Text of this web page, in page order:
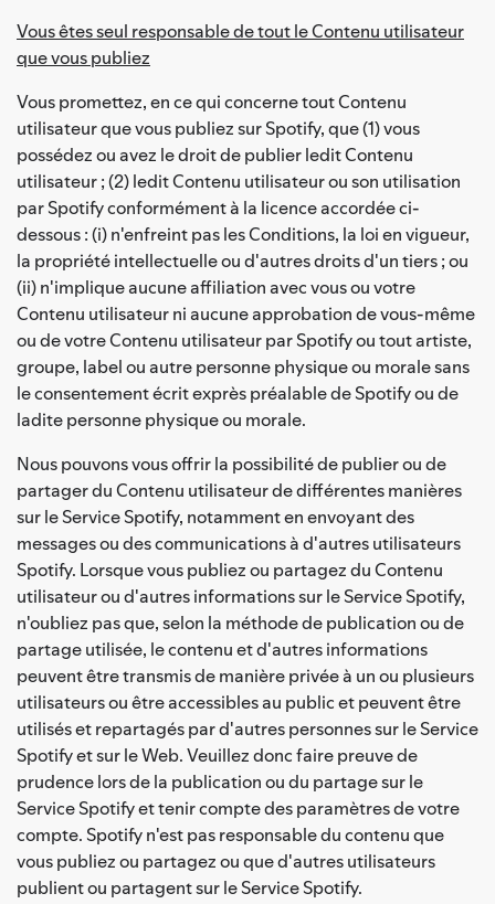
Vous êtes seul responsable de tout le Contenu utilisateur
que vous publiez
Vous promettez, en ce qui concerne tout Contenu
utilisateur que vous publiez sur Spotify, que (1) vous
possédez ou avez le droit de publier ledit Contenu
utilisateur ; (2) ledit Contenu utilisateur ou son utilisation
par Spotify conformément à la licence accordée ci-
dessous : (i) n'enfreint pas les Conditions, la loi en vigueur,
la propriété intellectuelle ou d'autres droits d'un tiers ; ou
(ii) n'implique aucune affiliation avec vous ou votre
Contenu utilisateur ni aucune approbation de vous-même
ou de votre Contenu utilisateur par Spotify ou tout artiste,
groupe, label ou autre personne physique ou morale sans
le consentement écrit exprès préalable de Spotify ou de
ladite personne physique ou morale.
Nous pouvons vous offrir la possibilité de publier ou de
partager du Contenu utilisateur de différentes manières
sur le Service Spotify, notamment en envoyant des
messages ou des communications à d'autres utilisateurs
Spotify. Lorsque vous publiez ou partagez du Contenu
utilisateur ou d'autres informations sur le Service Spotify,
n'oubliez pas que, selon la méthode de publication ou de
partage utilisée, le contenu et d'autres informations
peuvent être transmis de manière privée à un ou plusieurs
utilisateurs ou être accessibles au public et peuvent être
utilisés et repartagés par d'autres personnes sur le Service
Spotify et sur le Web. Veuillez donc faire preuve de
prudence lors de la publication ou du partage sur le
Service Spotify et tenir compte des paramètres de votre
compte. Spotify n'est pas responsable du contenu que
vous publiez ou partagez ou que d'autres utilisateurs
publient ou partagent sur le Service Spotify.